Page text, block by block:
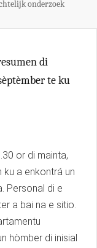
onderzoek
di
te ku
or di mainta,
ku a enkontrá un
Personal di e
a bai na e sitio.
hòmber di inisial